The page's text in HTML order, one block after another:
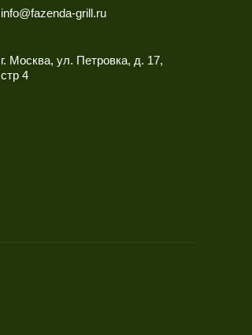
info@fazenda-grill.ru
г. Москва, ул. Петровка, д. 17,
стр 4